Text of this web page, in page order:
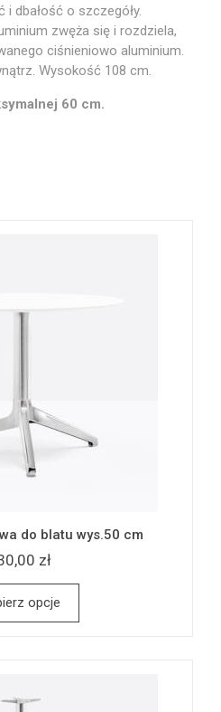
i dbałość o szczegóły.
zwęża się i rozdziela,
ciśnieniowo aluminium.
Wysokość 108 cm.
60 cm.
do blatu wys.50 cm
zł
opcje